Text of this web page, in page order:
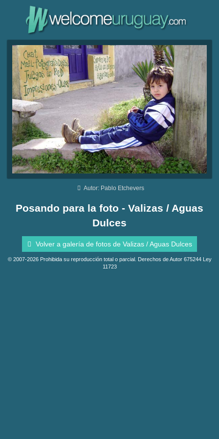
Autor: Pablo Etchevers
Posando para la foto - Valizas / Aguas
Dulces
Volver a galería de fotos de Valizas / Aguas Dulces
© 2007-2026 Prohibida su reproducción total o parcial. Derechos de Autor 675244 Ley
11723